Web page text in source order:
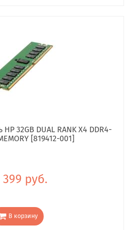
32GB DUAL RANK X4 DDR4-
[819412-001]
399 руб.
В корзину